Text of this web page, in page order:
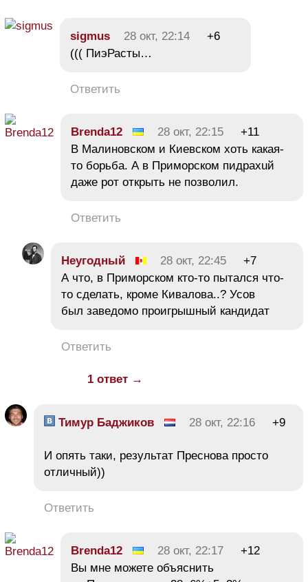
sigmus 28 окт, 22:14
+6
((( ПиэРасты…
Ответить
Brenda12 28 окт, 22:15
+11
В Малиновском и Киевском хоть какая-
то борьба. А в Приморском пидрахuй
даже рот открыть не позволил.
Ответить
Неугодный 28 окт, 22:45
+7
А что, в Приморском кто-то пытался что-
то сделать, кроме Кивалова..? Усов
был заведомо проигрышный кандидат
Ответить
1 ответ →
Тимур Баджиков 28 окт, 22:16 +9
И опять таки, результат Преснова просто
отличный))
Ответить
Brenda12 28 окт, 22:17
+12
Вы мне можете объяснить